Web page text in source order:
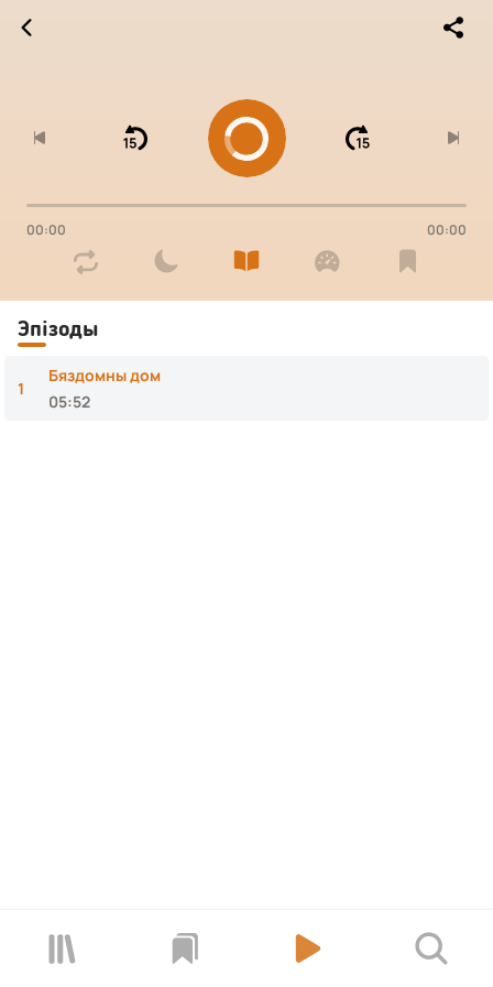
 
 
00:00 00:00
   
Эпізоды
1
Бяздомны дом
05:52
  